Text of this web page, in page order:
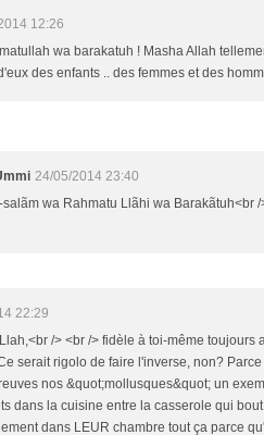
12:26
wa barakatuh ! Masha Allah
des enfants .. des femmes et des
24/05/2014 23:40
salãm wa Rahmatu Llãhi wa Barakãtuh<br
22:29
/> <br /> fidèle à toi-même toujours
serait rigolo de faire l'inverse, non?
nos &quot;mollusques&quot; un
dans la cuisine entre la casserole qui
dans LEUR chambre tout ça parce